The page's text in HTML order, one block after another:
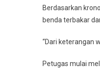
Berdasarkan
benda terbakar
“Dari keterangan
Petugas mulai